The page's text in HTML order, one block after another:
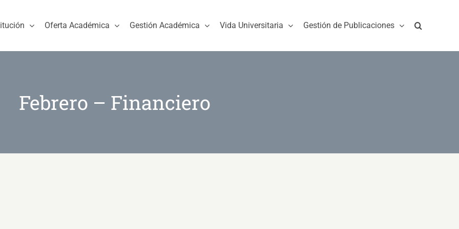
Oferta Académica Gestión Académica Vida Universitaria Gestión de Publicaciones
Febrero – Financiero